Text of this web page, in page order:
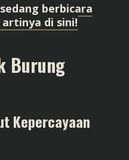
berbicara
di sini!
Burung
Kepercayaan